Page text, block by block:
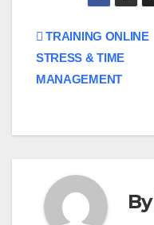
Post
navigation
TRAINING ONLINE
STRESS & TIME
MANAGEMENT
By